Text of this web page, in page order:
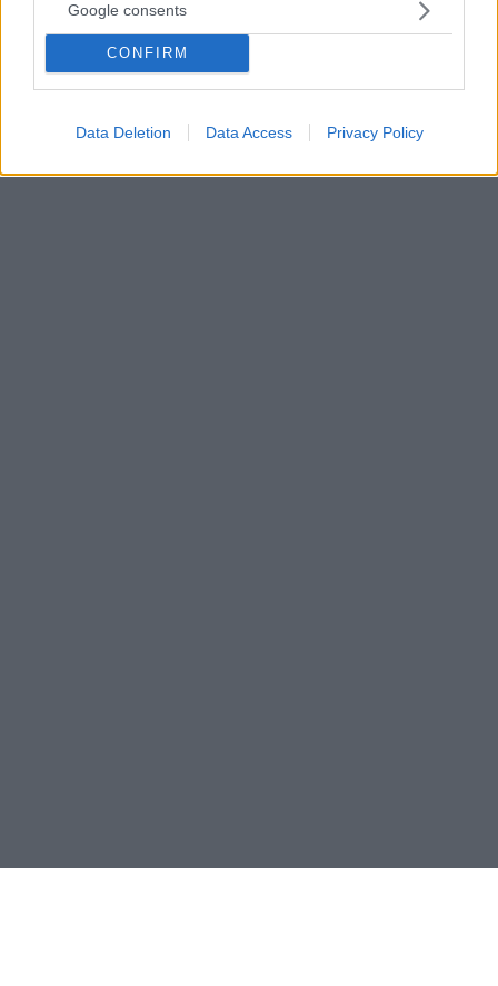
Google consents
CONFIRM
Data Deletion Data Access Privacy Policy
Ώρες-ώρες είναι σαν να έχει παγώσει ο χρόνος και
να περιμένουμε να ξεκινήσουμε την νέα μας ζωή
αφού ολοκληρωθεί με επιτυχία η έξοδος μας από την
είναι μια καλή ευκαιρία για να επαναπροσδιορίσουμε